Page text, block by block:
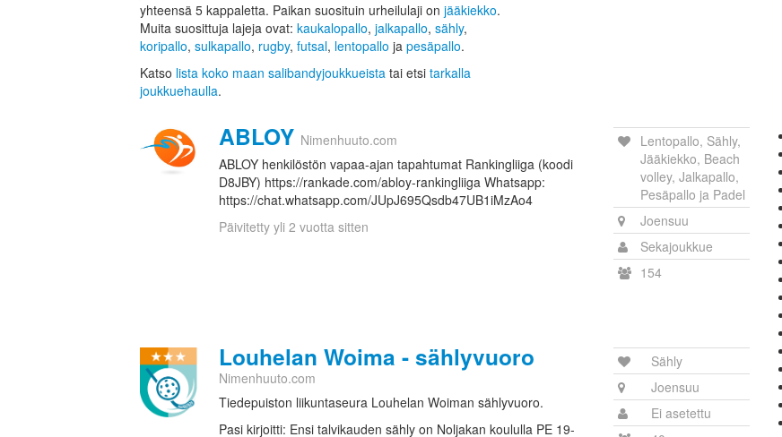
yhteensä 5 kappaletta. Paikan suosituin urheilulaji on jääkiekko.
Muita suosittuja lajeja ovat: kaukalopallo, jalkapallo, sähly,
koripallo, sulkapallo, rugby, futsal, lentopallo ja pesäpallo.
Katso lista koko maan salibandyjoukkueista tai etsi tarkalla
joukkuehaulla.
ABLOY Nimenhuuto.com
ABLOY henkilöstön vapaa-ajan tapahtumat Rankingliiga (koodi
D8JBY) https://rankade.com/abloy-rankingliiga Whatsapp:
https://chat.whatsapp.com/JUpJ695Qsdb47UB1iMzAo4
Päivitetty yli 2 vuotta sitten
Lentopallo, Sähly,
Jääkiekko, Beach
volley, Jalkapallo,
Pesäpallo ja Padel
Joensuu
Sekajoukkue
154
Louhelan Woima - sählyvuoro
Nimenhuuto.com
Tiedepuiston liikuntaseura Louhelan Woiman sählyvuoro.
Pasi kirjoitti: Ensi talvikauden sähly on Noljakan koululla PE 19-
Sähly
Joensuu
Ei asetettu